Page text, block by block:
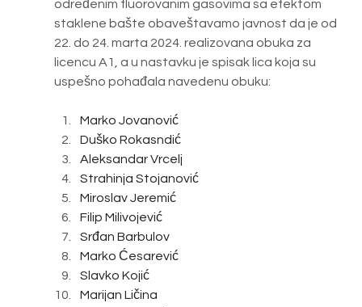
određenim fluorovanim gasovima sa efektom
staklene bašte obaveštavamo javnost da je od
22. do 24. marta 2024. realizovana obuka za
licencu A1, a u nastavku je spisak lica koja su
uspešno pohađala navedenu obuku:
Marko Jovanović
Duško Rokasndić
Aleksandar Vrcelj
Strahinja Stojanović
Miroslav Jeremić
Filip Milivojević
Srđan Barbulov
Marko Ćesarević
Slavko Kojić
Marijan Ličina